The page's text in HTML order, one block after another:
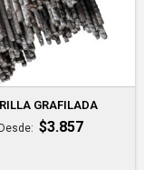
GRAFILADA
Desde $3.857